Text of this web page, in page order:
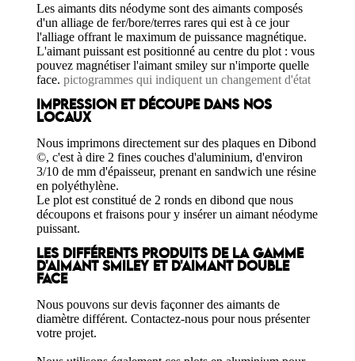
Les aimants dits néodyme sont des aimants composés
d'un alliage de fer/bore/terres rares qui est à ce jour
l'alliage offrant le maximum de puissance magnétique.
L'aimant puissant est positionné au centre du plot : vous
pouvez magnétiser l'aimant smiley sur n'importe quelle
face.pictogrammes qui indiquent un changement d'état
IMPRESSION ET DÉCOUPE DANS NOS
LOCAUX
Nous imprimons directement sur des plaques en Dibond
©, c'est à dire 2 fines couches d'aluminium, d'environ
3/10 de mm d'épaisseur, prenant en sandwich une résine
en polyéthylène.
Le plot est constitué de 2 ronds en dibond que nous
découpons et fraisons pour y insérer un aimant néodyme
puissant.
LES DIFFÉRENTS PRODUITS DE LA GAMME
D'AIMANT SMILEY ET D'AIMANT DOUBLE
FACE
Nous pouvons sur devis façonner des aimants de
diamètre différent. Contactez-nous pour nous présenter
votre projet.